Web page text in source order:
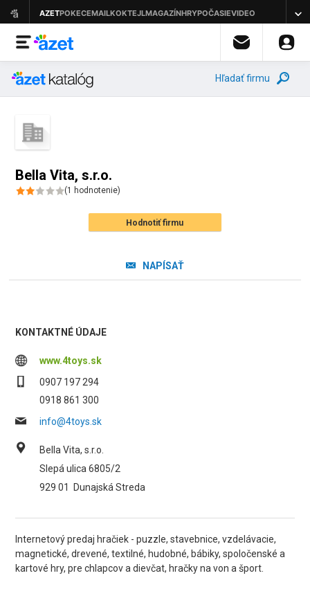
Hľadať firmu
Bella Vita, s.r.o.
(1 hodnotenie)
Hodnotiť firmu
NAPÍSAŤ
KONTAKTNÉ ÚDAJE
www.4toys.sk
0907 197 294
0918 861 300
info@4toys.sk
Bella Vita, s.r.o.
Slepá ulica 6805/2
929 01
Dunajská Streda
Internetový predaj hračiek - puzzle, stavebnice, vzdelávacie,
magnetické, drevené, textilné, hudobné, bábiky, spoločenské a
kartové hry, pre chlapcov a dievčat, hračky na von a šport.